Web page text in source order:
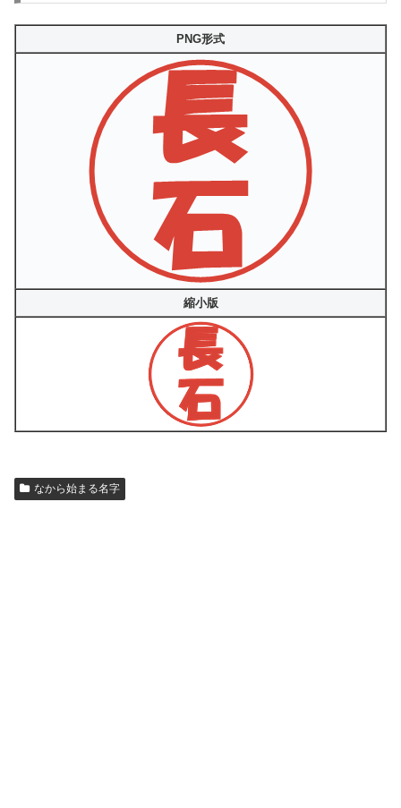
PNG形式
縮小版
なから始まる名字